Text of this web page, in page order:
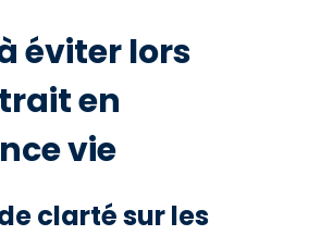
éviter lors
en
vie
clarté sur les